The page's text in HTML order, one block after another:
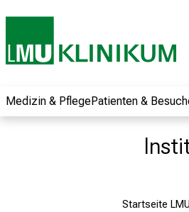
Medizin & PflegePatienten &
Startseite
Informationen zu
Jobs, Ausbildungen
Weiterbildungen.
Kommen Sie